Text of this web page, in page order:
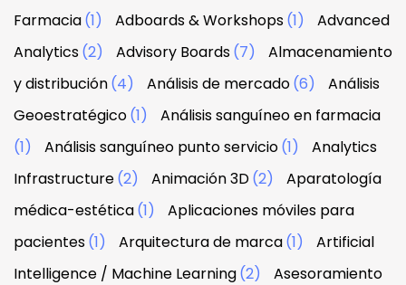
Farmacia(1) Adboards & Workshops(1)
Advanced
Analytics(2) Advisory Boards(7)
Almacenamiento
y distribución(4) Análisis de mercado(6)
Análisis
Geoestratégico(1)
Análisis sanguíneo en farmacia
(1)
Análisis sanguíneo punto servicio(1)
Analytics
Infrastructure(2) Animación 3D(2)
Aparatología
médica-estética(1)
Aplicaciones móviles para
pacientes(1) Arquitectura de marca(1)
Artificial
Intelligence / Machine Learning(2)
Asesoramiento